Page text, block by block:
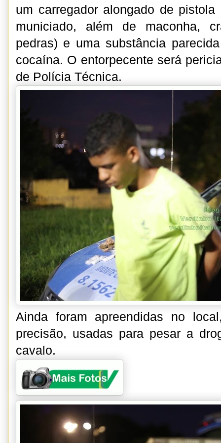
um carregador alongado de
municiado, além de maconha,
pedras) e uma substância
cocaína. O entorpecente será
de Polícia Técnica.
Ainda foram apreendidas no
precisão, usadas para pesar a
cavalo.